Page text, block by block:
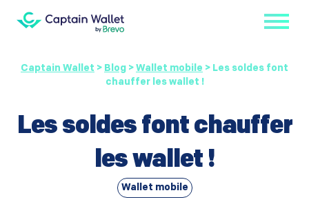
Captain Wallet > Blog > Wallet mobile > Les soldes font
chauffer les wallet !
Les soldes font chauffer
les wallet !
Wallet mobile